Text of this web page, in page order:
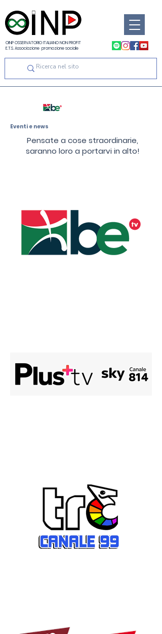
OINP OSSERVATORIO ITALIANO NON PROFIT
E.T.S. Associazione promozione sociale
Eventi e news
Pensate a cose straordinarie,
saranno loro a portarvi in alto!